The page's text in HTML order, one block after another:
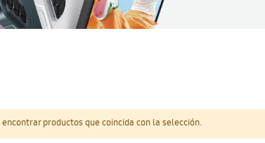
productos que coincida con la selección.